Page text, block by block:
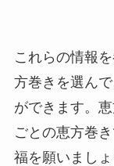
これらの情報
方巻きを選ん
ができます。
ごとの恵方巻
福を願いましょ